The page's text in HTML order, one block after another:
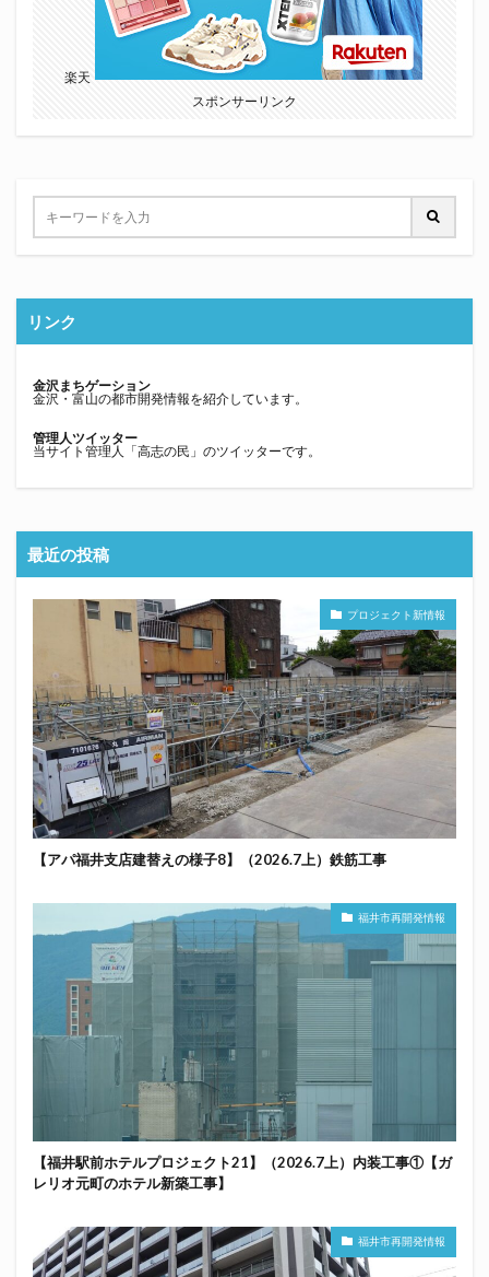
楽天
スポンサーリンク
リンク
金沢まちゲーション
金沢・富山の都市開発情報を紹介しています。
管理人ツイッター
当サイト管理人「高志の民」のツイッターです。
最近の投稿
プロジェクト新情報
【アパ福井支店建替えの様子8】（2026.7上）鉄筋工事
福井市再開発情報
【福井駅前ホテルプロジェクト21】（2026.7上）内装工事①【ガ
レリオ元町のホテル新築工事】
福井市再開発情報